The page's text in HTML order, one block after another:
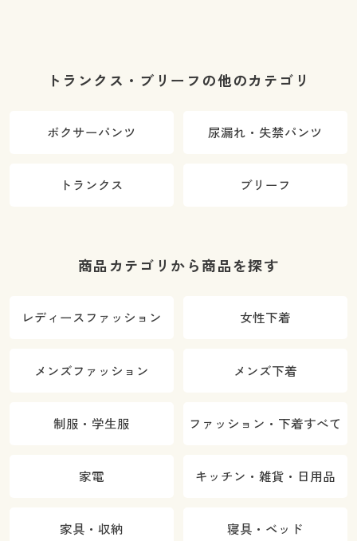
トランクス・ブリーフの他のカテゴリ
ボクサーパンツ 尿漏れ・失禁パンツ
トランクス ブリーフ
商品カテゴリから商品を探す
レディースファッション 女性下着
メンズファッション メンズ下着
制服・学生服 ファッション・下着すべて
家電 キッチン・雑貨・日用品
家具・収納 寝具・ベッド